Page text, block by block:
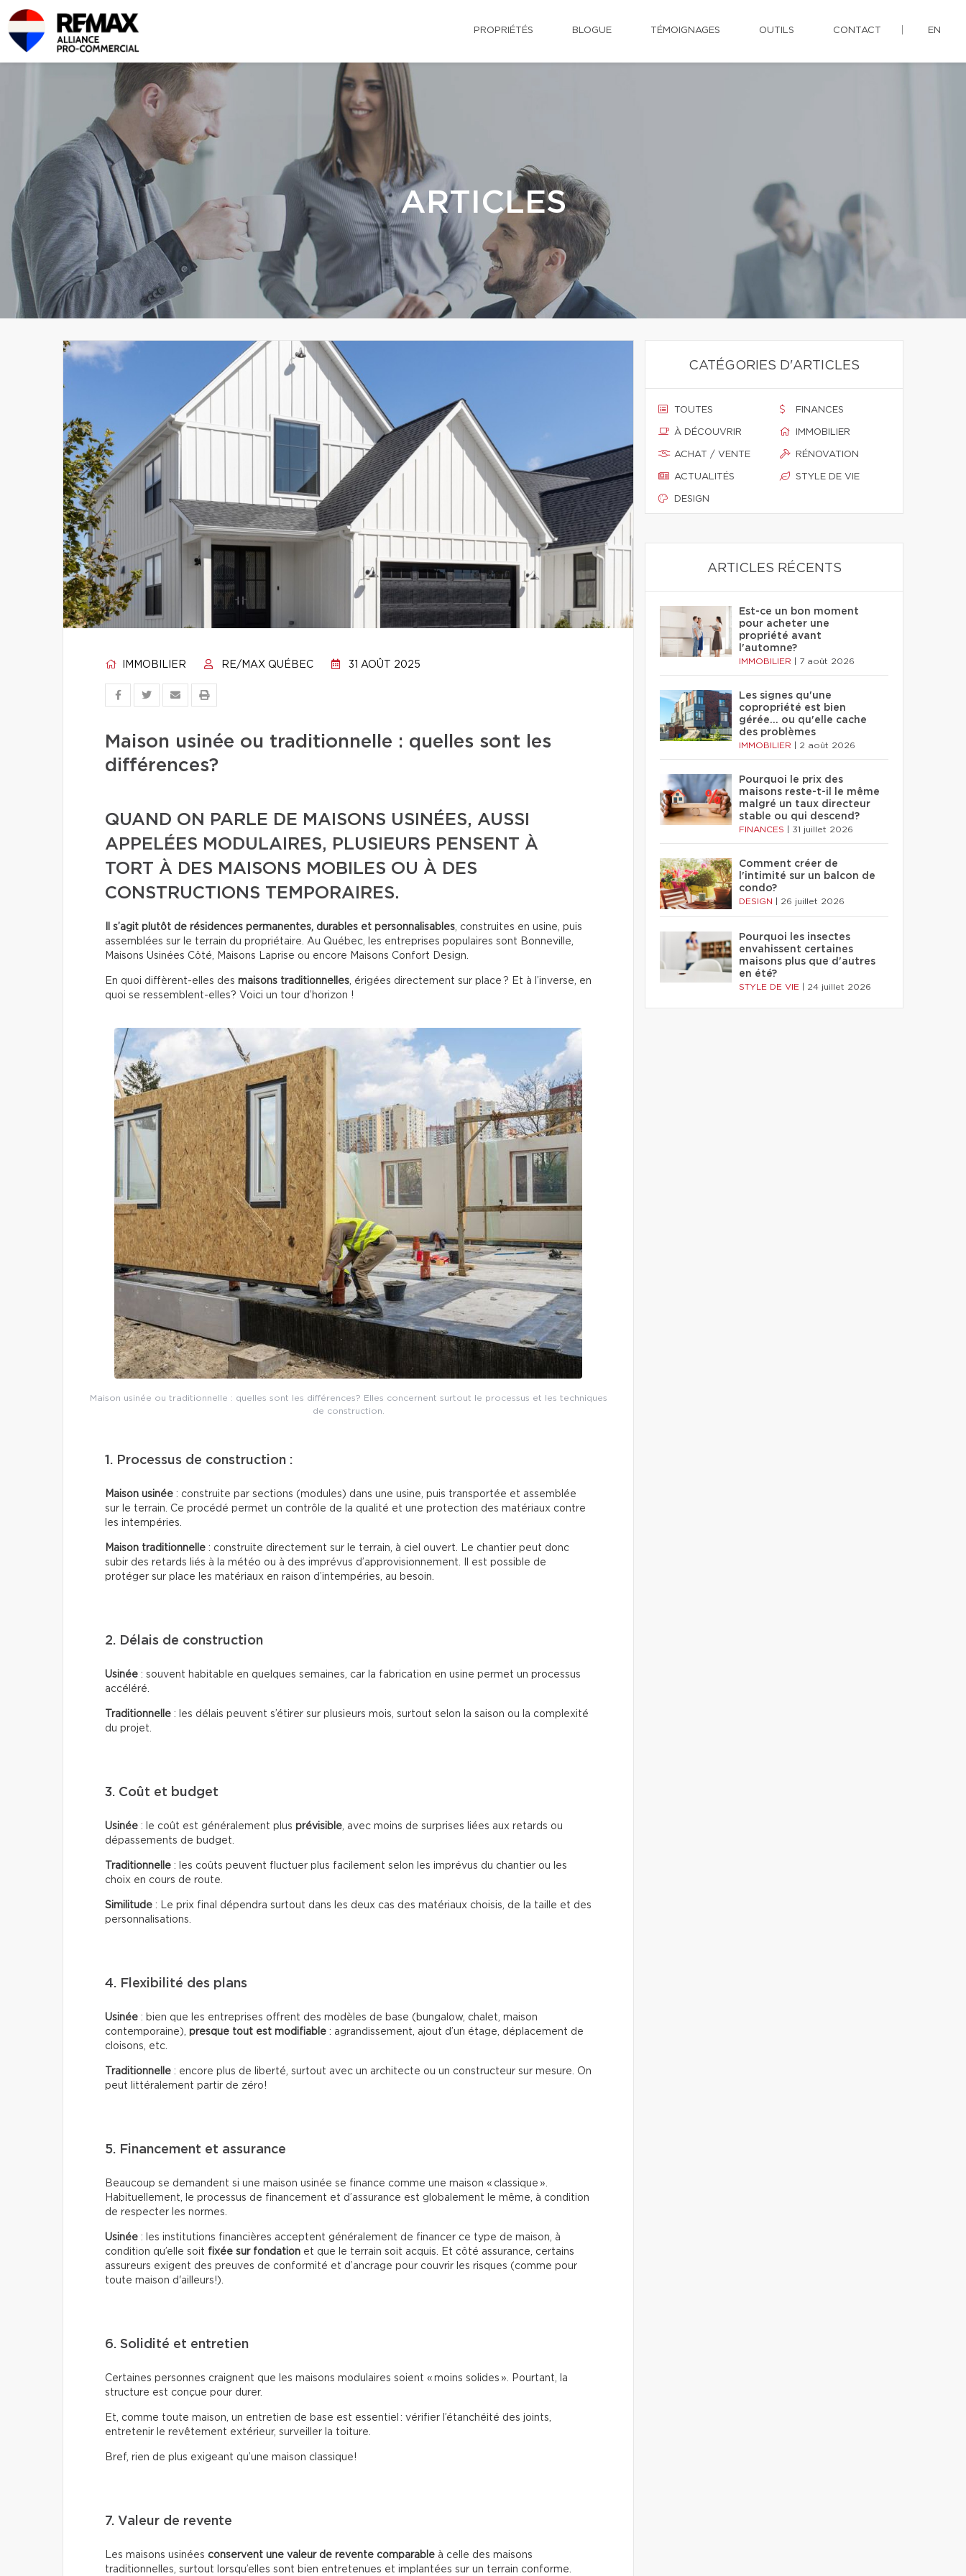
PROPRIÉTÉS BLOGUE TÉMOIGNAGES OUTILS CONTACT EN
ARTICLES
IMMOBILIER RE/MAX QUÉBEC 31 AOÛT 2025
Maison usinée ou traditionnelle : quelles sont les
différences?
QUAND ON PARLE DE MAISONS USINÉES, AUSSI
APPELÉES MODULAIRES, PLUSIEURS PENSENT À
TORT À DES MAISONS MOBILES OU À DES
CONSTRUCTIONS TEMPORAIRES.
Il s’agit plutôt de résidences permanentes, durables et personnalisables, construites en usine, puis
assemblées sur le terrain du propriétaire. Au Québec, les entreprises populaires sont Bonneville,
Maisons Usinées Côté, Maisons Laprise ou encore Maisons Confort Design.
En quoi diffèrent-elles des maisons traditionnelles, érigées directement sur place ? Et à l’inverse, en
quoi se ressemblent-elles? Voici un tour d’horizon !
Maison usinée ou traditionnelle : quelles sont les différences? Elles concernent surtout le processus et les techniques
de construction.
1. Processus de construction :
Maison usinée : construite par sections (modules) dans une usine, puis transportée et assemblée
sur le terrain. Ce procédé permet un contrôle de la qualité et une protection des matériaux contre
les intempéries.
Maison traditionnelle : construite directement sur le terrain, à ciel ouvert. Le chantier peut donc
subir des retards liés à la météo ou à des imprévus d’approvisionnement. Il est possible de
protéger sur place les matériaux en raison d’intempéries, au besoin.
2. Délais de construction
Usinée : souvent habitable en quelques semaines, car la fabrication en usine permet un processus
accéléré.
Traditionnelle : les délais peuvent s’étirer sur plusieurs mois, surtout selon la saison ou la complexité
du projet.
3. Coût et budget
Usinée : le coût est généralement plus prévisible, avec moins de surprises liées aux retards ou
dépassements de budget.
Traditionnelle : les coûts peuvent fluctuer plus facilement selon les imprévus du chantier ou les
choix en cours de route.
Similitude : Le prix final dépendra surtout dans les deux cas des matériaux choisis, de la taille et des
personnalisations.
4. Flexibilité des plans
Usinée : bien que les entreprises offrent des modèles de base (bungalow, chalet, maison
contemporaine), presque tout est modifiable : agrandissement, ajout d’un étage, déplacement de
cloisons, etc.
Traditionnelle : encore plus de liberté, surtout avec un architecte ou un constructeur sur mesure. On
peut littéralement partir de zéro!
5. Financement et assurance
Beaucoup se demandent si une maison usinée se finance comme une maison « classique ».
Habituellement, le processus de financement et d’assurance est globalement le même, à condition
de respecter les normes.
Usinée : les institutions financières acceptent généralement de financer ce type de maison, à
condition qu’elle soit fixée sur fondation et que le terrain soit acquis. Et côté assurance, certains
assureurs exigent des preuves de conformité et d’ancrage pour couvrir les risques (comme pour
toute maison d'ailleurs!).
6. Solidité et entretien
Certaines personnes craignent que les maisons modulaires soient « moins solides ». Pourtant, la
structure est conçue pour durer.
Et, comme toute maison, un entretien de base est essentiel : vérifier l’étanchéité des joints,
entretenir le revêtement extérieur, surveiller la toiture.
Bref, rien de plus exigeant qu’une maison classique!
7. Valeur de revente
Les maisons usinées conservent une valeur de revente comparable à celle des maisons
traditionnelles, surtout lorsqu’elles sont bien entretenues et implantées sur un terrain conforme.
CATÉGORIES D'ARTICLES
TOUTES
À DÉCOUVRIR
ACHAT / VENTE
ACTUALITÉS
DESIGN
FINANCES
IMMOBILIER
RÉNOVATION
STYLE DE VIE
ARTICLES RÉCENTS
Est-ce un bon moment
pour acheter une
propriété avant
l'automne?
IMMOBILIER 7 août 2026
Les signes qu'une
copropriété est bien
gérée… ou qu'elle cache
des problèmes
IMMOBILIER 2 août 2026
Pourquoi le prix des
maisons reste-t-il le même
malgré un taux directeur
stable ou qui descend?
FINANCES 31 juillet 2026
Comment créer de
l'intimité sur un balcon de
condo?
DESIGN 26 juillet 2026
Pourquoi les insectes
envahissent certaines
maisons plus que d'autres
en été?
STYLE DE VIE 24 juillet 2026